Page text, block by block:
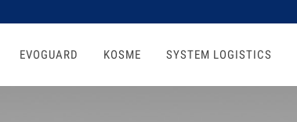
EVOGUARD KOSME SYSTEM LOGISTICS